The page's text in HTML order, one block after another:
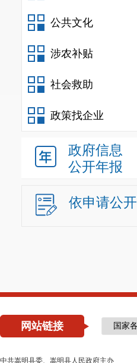
公共文化
涉农补贴
社会救助
政策找企业
政府信息
公开年报
依申请公开
网站链接
中共嵩明县委、嵩明县人民政府主办